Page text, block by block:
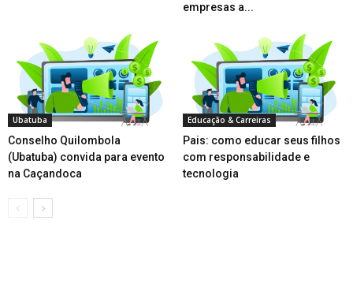
empresas a...
Ubatuba
Conselho Quilombola
(Ubatuba) convida para evento
na Caçandoca
Educação & Carreiras
Pais: como educar seus filhos
com responsabilidade e
tecnologia